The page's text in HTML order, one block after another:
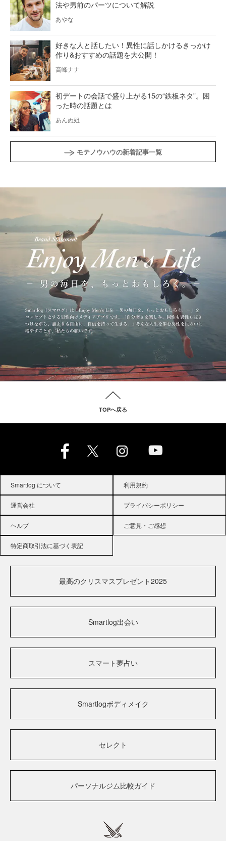
法や男前のパーツについて解説
あやな
好きな人と話したい！異性に話しかけるきっかけ
作り&おすすめの話題を大公開！
高峰ナナ
初デートの会話で盛り上がる15の“鉄板ネタ”。困
った時の話題とは
あんぬ姐
モテノウハウの新着記事一覧
TOPへ戻る
Smartlog について 利用規約
運営会社 プライバシーポリシー
ヘルプ ご意見・ご感想
特定商取引法に基づく表記
最高のクリスマスプレゼント2025
Smartlog出会い
スマート夢占い
Smartlogボディメイク
セレクト
パーソナルジム比較ガイド